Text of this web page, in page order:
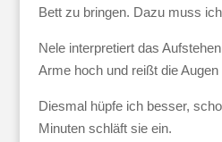
Bett zu bringen. Dazu muss
Nele interpretiert das
Arme hoch und reißt die Augen
Diesmal hüpfe ich besser,
Minuten schläft sie ein.